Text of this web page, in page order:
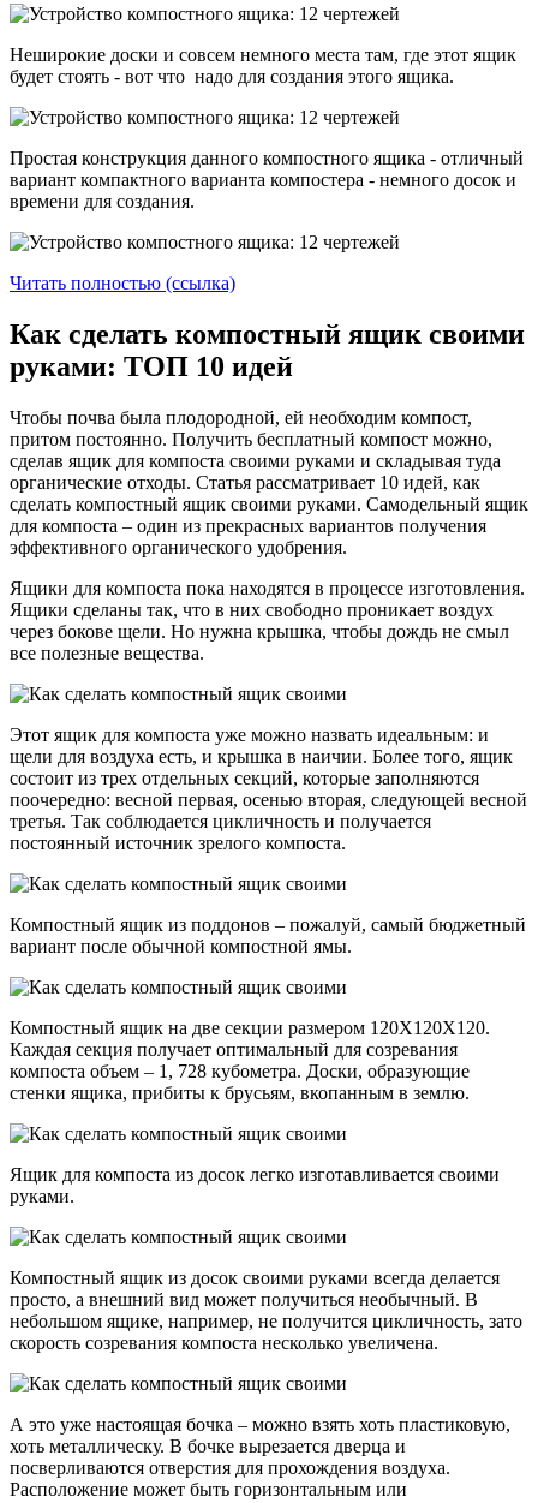
Неширокие доски и совсем немного места там, где этот ящик
будет стоять - вот что надо для создания этого ящика.
Простая конструкция данного компостного ящика - отличный
вариант компактного варианта компостера - немного досок и
времени для создания.
Читать полностью (ссылка)
Как сделать компостный ящик своими
руками: ТОП 10 идей
Чтобы почва была плодородной, ей необходим компост,
притом постоянно. Получить бесплатный компост можно,
сделав ящик для компоста своими руками и складывая туда
органические отходы. Статья рассматривает 10 идей, как
сделать компостный ящик своими руками. Самодельный ящик
для компоста – один из прекрасных вариантов получения
эффективного органического удобрения.
Ящики для компоста пока находятся в процессе изготовления.
Ящики сделаны так, что в них свободно проникает воздух
через бокове щели. Но нужна крышка, чтобы дождь не смыл
все полезные вещества.
Этот ящик для компоста уже можно назвать идеальным: и
щели для воздуха есть, и крышка в наичии. Более того, ящик
состоит из трех отдельных секций, которые заполняются
поочередно: весной первая, осенью вторая, следующей весной
третья. Так соблюдается цикличность и получается
постоянный источник зрелого компоста.
Компостный ящик из поддонов – пожалуй, самый бюджетный
вариант после обычной компостной ямы.
Компостный ящик на две секции размером 120Х120Х120.
Каждая секция получает оптимальный для созревания
компоста объем – 1, 728 кубометра. Доски, образующие
стенки ящика, прибиты к брусьям, вкопанным в землю.
Ящик для компоста из досок легко изготавливается своими
руками.
Компостный ящик из досок своими руками всегда делается
просто, а внешний вид может получиться необычный. В
небольшом ящике, например, не получится цикличность, зато
скорость созревания компоста несколько увеличена.
А это уже настоящая бочка – можно взять хоть пластиковую,
хоть металлическу. В бочке вырезается дверца и
посверливаются отверстия для прохождения воздуха.
Расположение может быть горизонтальным или